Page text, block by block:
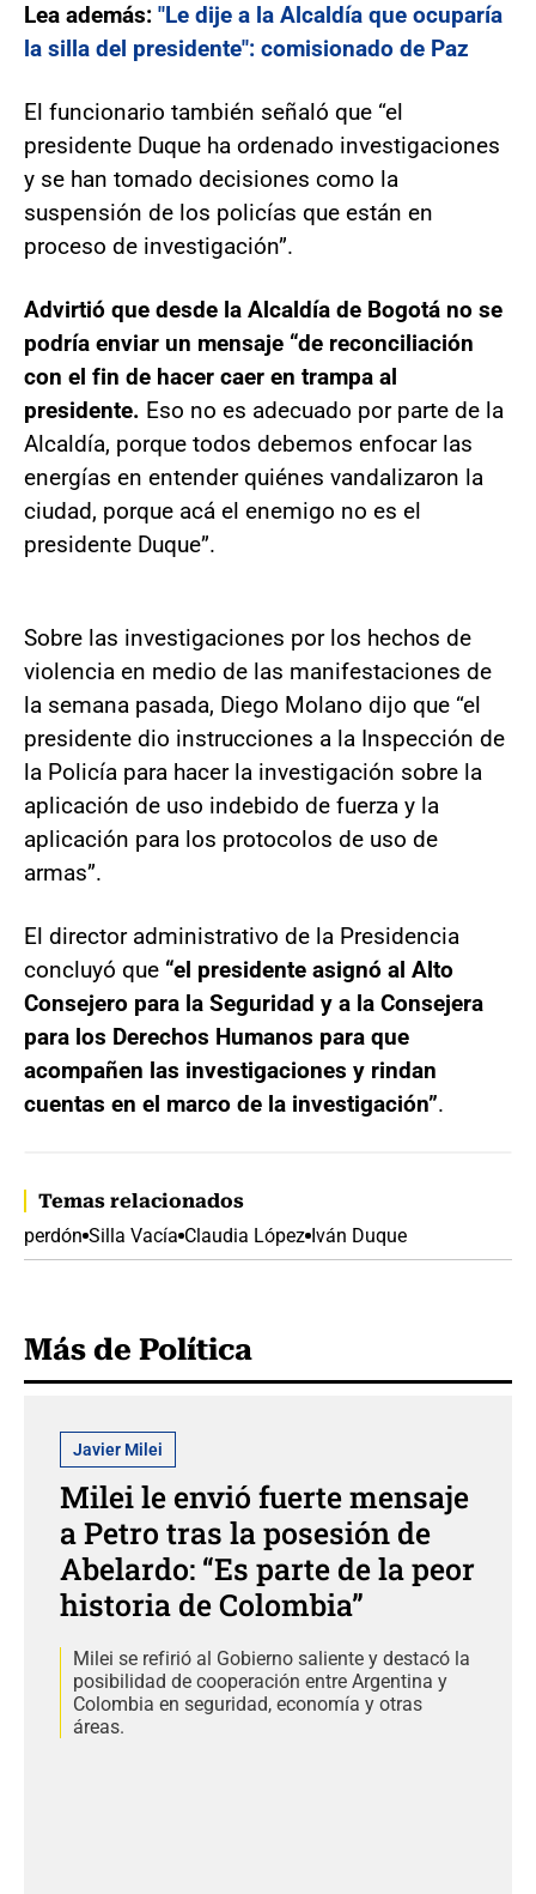
Lea además: "Le dije a la Alcaldía que ocuparía
la silla del presidente": comisionado de Paz
El funcionario también señaló que “el
presidente Duque ha ordenado investigaciones
y se han tomado decisiones como la
suspensión de los policías que están en
proceso de investigación”.
Advirtió que desde la Alcaldía de Bogotá no se
podría enviar un mensaje “de reconciliación
con el fin de hacer caer en trampa al
presidente. Eso no es adecuado por parte de la
Alcaldía, porque todos debemos enfocar las
energías en entender quiénes vandalizaron la
ciudad, porque acá el enemigo no es el
presidente Duque”.
Sobre las investigaciones por los hechos de
violencia en medio de las manifestaciones de
la semana pasada, Diego Molano dijo que “el
presidente dio instrucciones a la Inspección de
la Policía para hacer la investigación sobre la
aplicación de uso indebido de fuerza y la
aplicación para los protocolos de uso de
armas”.
El director administrativo de la Presidencia
concluyó que “el presidente asignó al Alto
Consejero para la Seguridad y a la Consejera
para los Derechos Humanos para que
acompañen las investigaciones y rindan
cuentas en el marco de la investigación”.
Temas relacionados
perdón Silla Vacía Claudia López Iván Duque
Más de Política
Javier Milei
Milei le envió fuerte mensaje
a Petro tras la posesión de
Abelardo: “Es parte de la peor
historia de Colombia”
Milei se refirió al Gobierno saliente y destacó la
posibilidad de cooperación entre Argentina y
Colombia en seguridad, economía y otras
áreas.